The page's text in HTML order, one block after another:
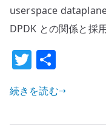
違
う
の
userspace
DPDK との関係と採
T
w
it
te
続きを読む